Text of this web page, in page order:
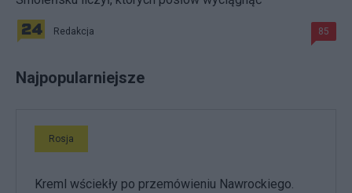
Redakcja 85
Najpopularniejsze
Rosja
Kreml wściekły po przemówieniu Nawrockiego.